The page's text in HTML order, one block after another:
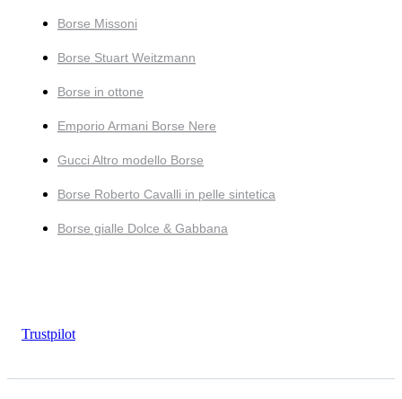
Borse Missoni
Borse Stuart Weitzmann
Borse in ottone
Emporio Armani Borse Nere
Gucci Altro modello Borse
Borse Roberto Cavalli in pelle sintetica
Borse gialle Dolce & Gabbana
Trustpilot